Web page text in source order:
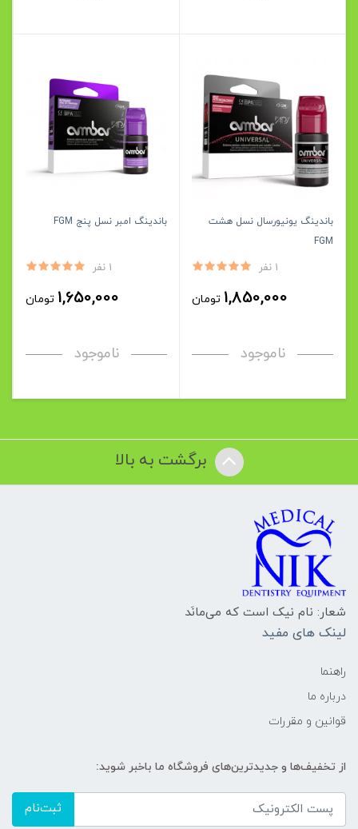
باندینگ یونیورسال نسل هشت
FGM
1 نفر
1,850,000 تومان
ناموجود
باندینگ امبر نسل پنج FGM
1 نفر
1,650,000 تومان
ناموجود
برگشت به بالا
شعار: نام نیک است که می‌مانَد
لینک های مفید
راهنما
درباره ما
قوانین و مقررات
از تخفیف‌ها و جدیدترین‌های فروشگاه ما باخبر شوید:
ثبت‌نام